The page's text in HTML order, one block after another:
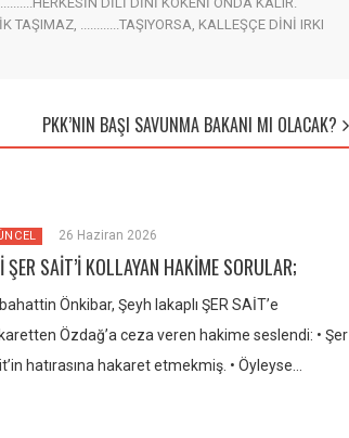
TAŞIMAZ, ............TAŞIYORSA, KALLEŞÇE DİNİ IRKI
PKK’NIN BAŞI SAVUNMA BAKANI MI OLACAK?
26 Haziran 2026
ŞER SAİT’İ KOLLAYAN HAKİME SORULAR;
Önkibar, Şeyh lakaplı ŞER SAİT’e
Özdağ’a ceza veren hakime seslendi: • Şer
hatırasına hakaret etmekmiş. • Öyleyse…